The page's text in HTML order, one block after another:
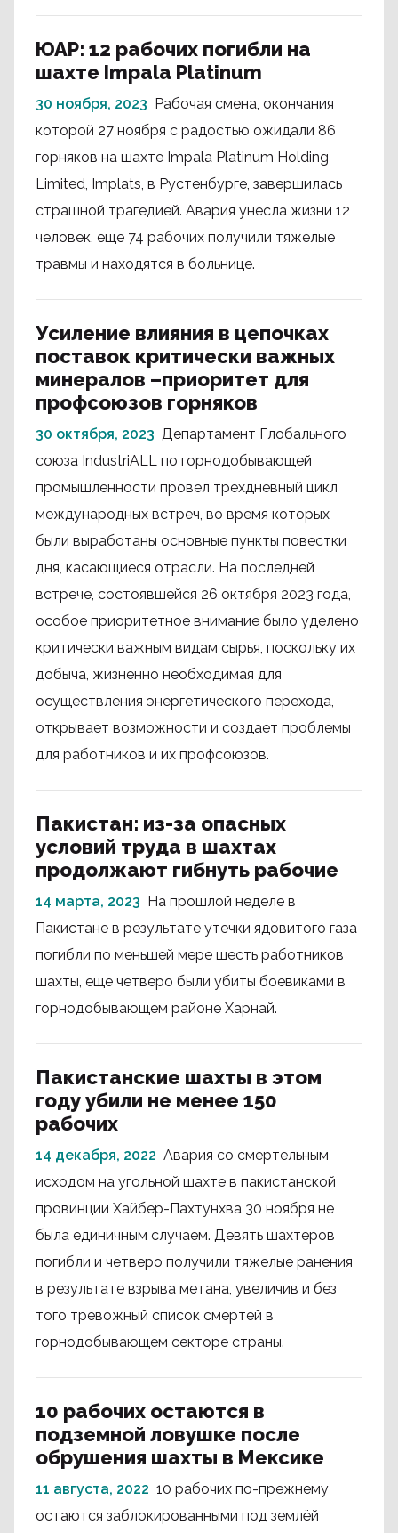
ЮАР: 12 рабочих погибли на
шахте Impala Platinum
30 ноября, 2023 Рабочая смена, окончания
которой 27 ноября с радостью ожидали 86
горняков на шахте Impala Platinum Holding
Limited, Implats, в Рустенбурге, завершилась
страшной трагедией. Авария унесла жизни 12
человек, еще 74 рабочих получили тяжелые
травмы и находятся в больнице.
Усиление влияния в цепочках
поставок критически важных
минералов –приоритет для
профсоюзов горняков
30 октября, 2023 Департамент Глобального
союза IndustriALL по горнодобывающей
промышленности провел трехдневный цикл
международных встреч, во время которых
были выработаны основные пункты повестки
дня, касающиеся отрасли. На последней
встрече, состоявшейся 26 октября 2023 года,
особое приоритетное внимание было уделено
критически важным видам сырья, поскольку их
добыча, жизненно необходимая для
осуществления энергетического перехода,
открывает возможности и создает проблемы
для работников и их профсоюзов.
Пакистан: из-за опасных
условий труда в шахтах
продолжают гибнуть рабочие
14 марта, 2023 На прошлой неделе в
Пакистане в результате утечки ядовитого газа
погибли по меньшей мере шесть работников
шахты, еще четверо были убиты боевиками в
горнодобывающем районе Харнай.
Пакистанские шахты в этом
году убили не менее 150
рабочих
14 декабря, 2022 Авария со смертельным
исходом на угольной шахте в пакистанской
провинции Хайбер-Пахтунхва 30 ноября не
была единичным случаем. Девять шахтеров
погибли и четверо получили тяжелые ранения
в результате взрыва метана, увеличив и без
того тревожный список смертей в
горнодобывающем секторе страны.
10 рабочих остаются в
подземной ловушке после
обрушения шахты в Мексике
11 августа, 2022 10 рабочих по-прежнему
остаются заблокированными под землёй